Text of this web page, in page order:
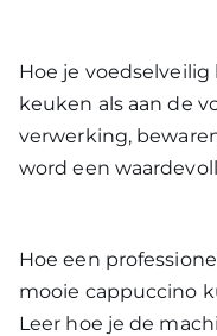
Hoe je
keuken als aan de
verwerking,
word een
Hoe een
mooie cappuccino
Leer hoe je de